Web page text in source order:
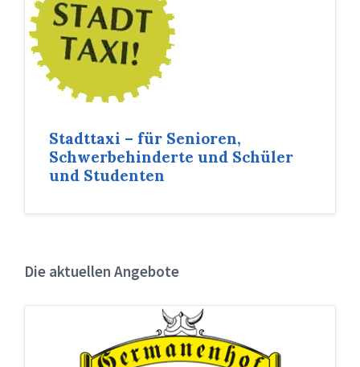
Stadttaxi – für Senioren,
Schwerbehinderte und Schüler
und Studenten
Die aktuellen Angebote